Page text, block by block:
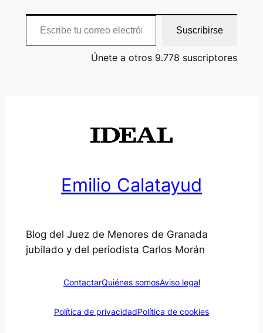
Escribe tu correo electrónico…
Suscribirse
Únete a otros 9.778 suscriptores
Emilio Calatayud
Blog del Juez de Menores de Granada
jubilado y del periodista Carlos Morán
ContactarQuiénes somosAviso legal
Política de privacidadPolítica de cookies